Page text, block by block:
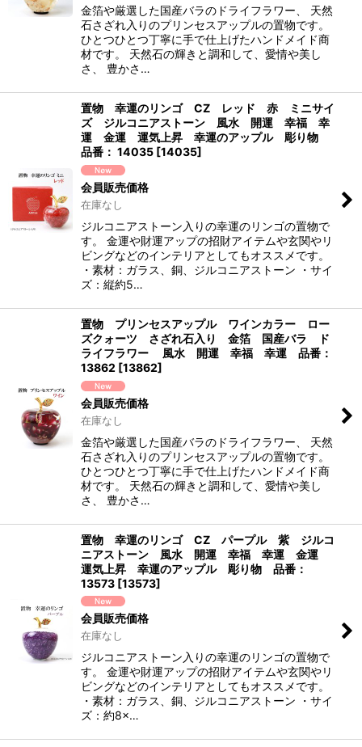
金箔や厳選した国産バラのドライフラワー、 天然
石さざれ入りのプリンセスアップルの置物です。
ひとつひとつ丁寧に手で仕上げたハンドメイド商
材です。 天然石の輝きと調和して、愛情や美し
さ、 豊かさ…
置物 幸運のリンゴ CZ レッド 赤 ミニサイ
ズ ジルコニアストーン 風水 開運 幸福 幸
運 金運 運気上昇 幸運のアップル 彫り物
品番： 14035 [14035]
会員販売価格
在庫なし
ジルコニアストーン入りの幸運のリンゴの置物で
す。 金運や財運アップの招財アイテムや玄関やリ
ビングなどのインテリアとしてもオススメです。
・素材：ガラス、銅、ジルコニアストーン ・サイ
ズ：縦約5…
置物 プリンセスアップル ワインカラー ロー
ズクォーツ さざれ石入り 金箔 国産バラ ド
ライフラワー 風水 開運 幸福 幸運 品番：
13862 [13862]
会員販売価格
在庫なし
金箔や厳選した国産バラのドライフラワー、 天然
石さざれ入りのプリンセスアップルの置物です。
ひとつひとつ丁寧に手で仕上げたハンドメイド商
材です。 天然石の輝きと調和して、愛情や美し
さ、 豊かさ…
置物 幸運のリンゴ CZ パープル 紫 ジルコ
ニアストーン 風水 開運 幸福 幸運 金運
運気上昇 幸運のアップル 彫り物 品番：
13573 [13573]
会員販売価格
在庫なし
ジルコニアストーン入りの幸運のリンゴの置物で
す。 金運や財運アップの招財アイテムや玄関やリ
ビングなどのインテリアとしてもオススメです。
・素材：ガラス、銅、ジルコニアストーン ・サイ
ズ：約8×…